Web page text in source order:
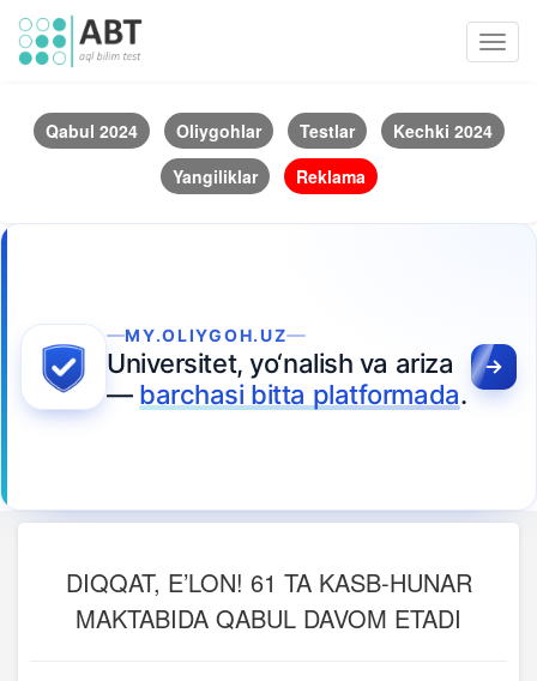
Qabul 2024 Oliygohlar Testlar
Kechki 2024
Yangiliklar
Reklama
MY.OLIYGOH.UZ
Universitet, yo‘nalish va ariza
— barchasi bitta platformada.
DIQQAT, E’LON! 61 TA KASB-HUNAR
MAKTABIDA QABUL DAVOM ETADI